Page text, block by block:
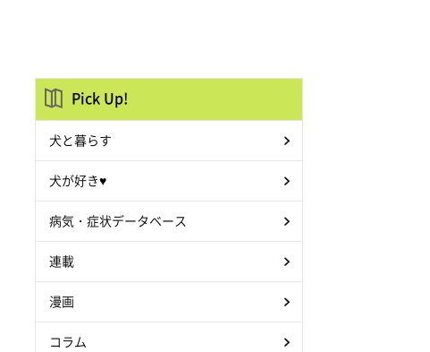
Pick Up!
犬と暮らす
犬が好き♥
病気・症状データベース
連載
漫画
コラム